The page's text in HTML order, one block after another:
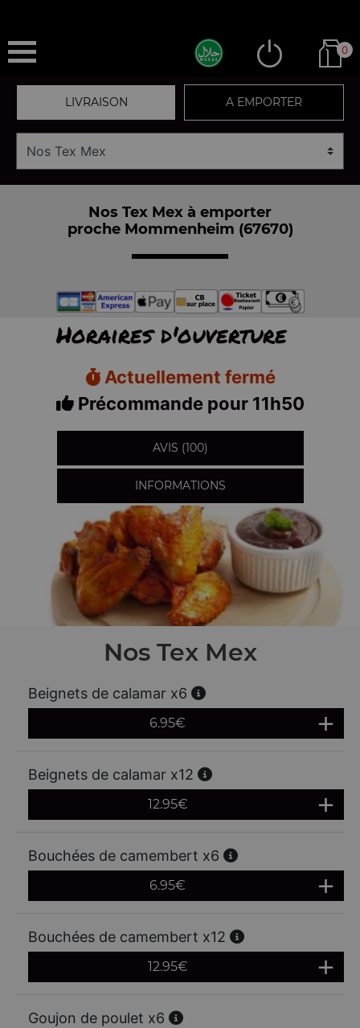
0
LIVRAISON A EMPORTER
Nos Tex Mex à emporter
proche Mommenheim (67670)
Horaires d'ouverture
Actuellement fermé
Précommande pour 11h50
AVIS (100)
INFORMATIONS
Nos Tex Mex
Beignets de calamar x6
6.95€
Beignets de calamar x12
12.95€
Bouchées de camembert x6
6.95€
Bouchées de camembert x12
12.95€
Goujon de poulet x6